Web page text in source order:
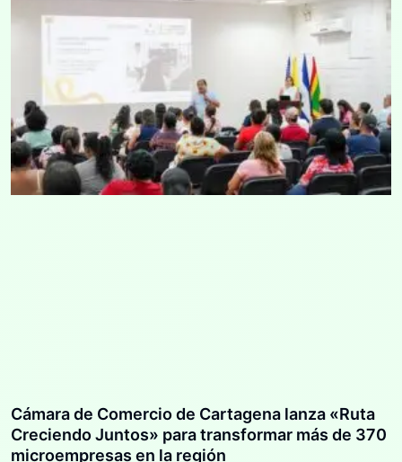
Cámara de Comercio de Cartagena lanza «Ruta
Creciendo Juntos» para transformar más de 370
microempresas en la región